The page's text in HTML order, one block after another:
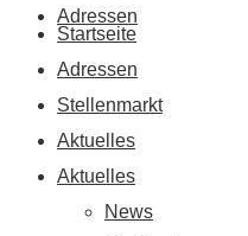
Adressen
Startseite
Adressen
Stellenmarkt
Aktuelles
Aktuelles
News